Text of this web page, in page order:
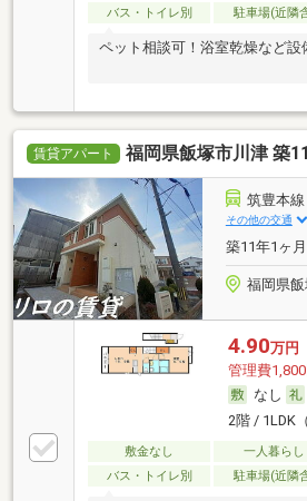
バス・トイレ別
駐車場(近隣
ペット相談可！浴室乾燥など設
賃貸アパート 福岡県飯塚市川津 築
筑豊本
その他の交通
築11年1ヶ
福岡県
4.90万円
管理費1,800
なし
2階 / 1LDK
敷金なし 一人暮らし
バス・トイレ別
駐車場(近隣